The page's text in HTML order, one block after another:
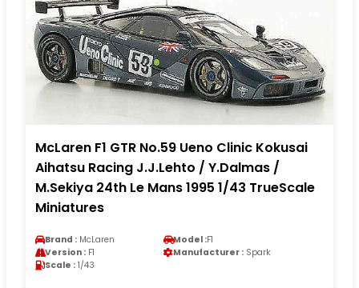
McLaren F1 GTR No.59 Ueno Clinic Kokusai
Aihatsu Racing J.J.Lehto / Y.Dalmas /
M.Sekiya 24th Le Mans 1995 1/43 TrueScale
Miniatures
Brand : McLaren Model :F1
Version : F1 Manufacturer : Spark
Scale : 1/43